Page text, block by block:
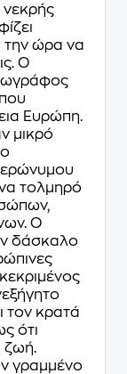
νεκρής
την ώρα να
Ο
Ευρώπη.
μικρό
τολμηρό
Ο
δάσκαλο
τον κρατά
ότι
ζωή.
γραμμένο